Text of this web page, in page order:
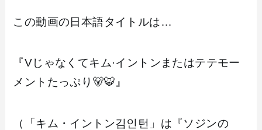
この動画の日本語タイトルは…
『Vじゃなくてキム·イントンまたはテテモー
メントたっぷり🐻🐯』
（「キム・イントン김인턴」は『ソジンの